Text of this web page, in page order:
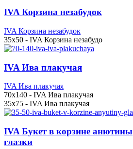
IVA Корзина незабудок
IVA Корзина незабудок
35x50 - IVA Корзина незабудо
IVA Ива плакучая
IVA Ива плакучая
70x140 - IVA Ива плакучая
35x75 - IVA Ива плакучая
IVA Букет в корзине анютины
глазки